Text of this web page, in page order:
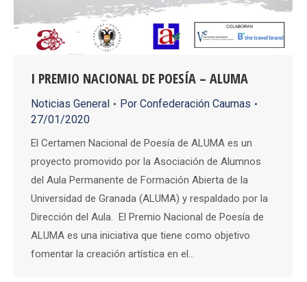
I PREMIO NACIONAL DE POESÍA – ALUMA
Noticias General Por Confederación Caumas
27/01/2020
El Certamen Nacional de Poesía de ALUMA es un
proyecto promovido por la Asociación de Alumnos
del Aula Permanente de Formación Abierta de la
Universidad de Granada (ALUMA) y respaldado por la
Dirección del Aula. El Premio Nacional de Poesía de
ALUMA es una iniciativa que tiene como objetivo
fomentar la creación artística en el…